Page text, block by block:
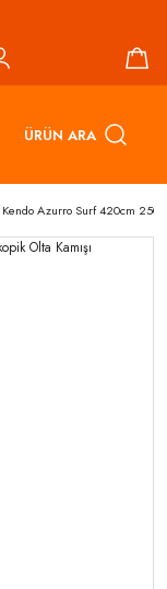
ÜRÜN ARA
Kendo Azurro Surf 420cm 250